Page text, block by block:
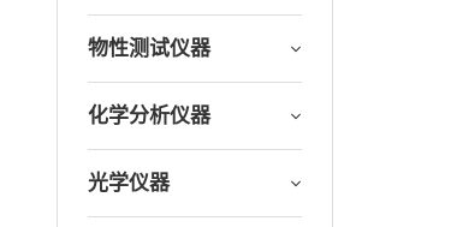
物性测试仪器
化学分析仪器
光学仪器